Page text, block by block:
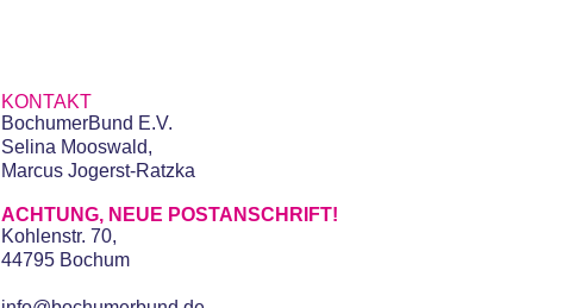
KONTAKT
BochumerBund E.V.
Selina Mooswald,
Marcus Jogerst-Ratzka
ACHTUNG, NEUE POSTANSCHRIFT!
Kohlenstr. 70,
44795 Bochum